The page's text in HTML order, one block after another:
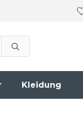
Kleidung